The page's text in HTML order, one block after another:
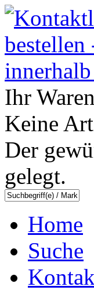
Ihr
Keine
Der
gelegt.
Home
Suche